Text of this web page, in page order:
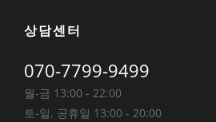
상담센터
070-7799-9499
월-금 13:00 - 22:00
토-일, 공휴일 13:00 - 20:00